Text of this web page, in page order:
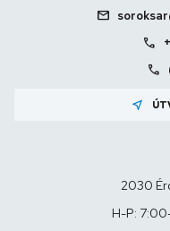
mail
call
call
near_me
2030
H-P: